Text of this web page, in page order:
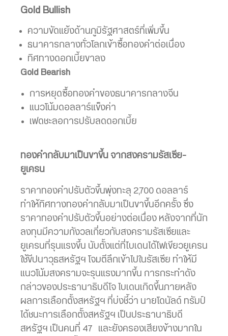
Gold Bullish
ความขัดแย้งด้านภูมิรัฐศาสตร์ที่เพิ่มขึ้น
ธนาคารกลางทั่วโลกเข้าซื้อทองคำต่อเนื่อง
ทิศทางดอกเบี้ยขาลง
Gold Bearish
การหยุดซื้อทองคำของธนาคารกลางจีน
แนวโน้มดอลลาร์แข็งค่า
เฟดชะลอการปรับลดดอกเบี้ย
ทองคำกลับมาเป็นขาขึ้น จากสงครามรัสเซีย-
ยูเครน
ราคาทองคำปรับตัวขึ้นพุ่งทะลุ 2,700 ดอลลาร์
ทำให้ทิศทางทองคำกลับมาเป็นขาขึ้นอีกครั้ง ซึ่ง
ราคาทองคำปรับตัวขึ้นอย่างต่อเนื่อง หลังจากที่นัก
ลงทุนมีความกังวลเกี่ยวกับสงครามรัสเซียและ
ยูเครนที่รุนแรงขึ้น นับตั้งแต่ที่ไบเดนได้ไฟเขียวยูเครน
ใช้ขีปนาวุธสหรัฐฯ โจมตีลึกเข้าไปในรัสเซีย ทำให้มี
แนวโน้มสงครามจะรุนแรงมากขึ้น การกระทำดัง
กล่าวของประธานาธิบดีโจ ไบเดนเกิดขึ้นภายหลัง
ผลการเลือกตั้งสหรัฐฯ ที่บ่งชี้ว่า นายโดนัลด์ ทรัมป์
ได้ชนะการเลือกตั้งสหรัฐฯ เป็นประธานาธิบดี
สหรัฐฯ เป็นคนที่ 47 และยังครองเสียงข้างมากใน